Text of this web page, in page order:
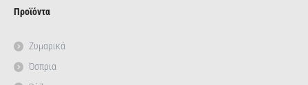
Προϊόντα
Ζυμαρικά
Όσπρια